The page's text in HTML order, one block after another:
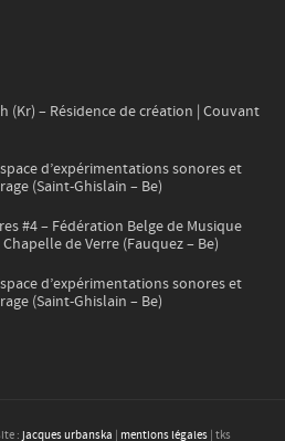
(Kr) – Résidence de création | Couvant
d’expérimentations sonores et
(Saint-Ghislain – Be)
#4 – Fédération Belge de Musique
de Verre (Fauquez – Be)
d’expérimentations sonores et
(Saint-Ghislain – Be)
: jacques urbanska mentions légales | tks